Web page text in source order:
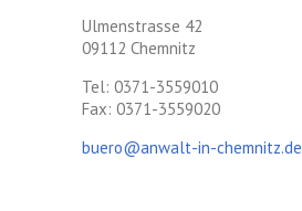
Ulmenstrasse 42
09112 Chemnitz
Tel: 0371-3559010
Fax: 0371-3559020
buero@anwalt-in-chemnitz.de